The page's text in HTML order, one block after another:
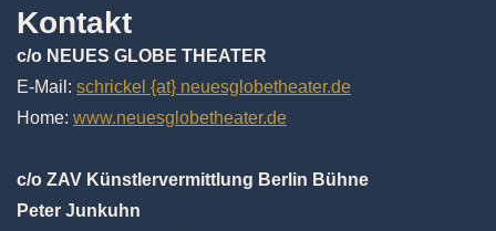
Kontakt
c/o NEUES GLOBE THEATER
E-Mail: schrickel {at} neuesglobetheater.de
Home: www.neuesglobetheater.de
c/o ZAV Künstlervermittlung Berlin Bühne
Peter Junkuhn